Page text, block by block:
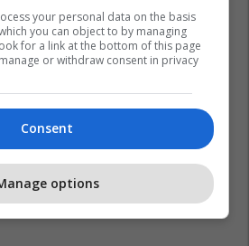
your personal data on the basis
you can object to by managing
for a link at the bottom of this page
or withdraw consent in privacy
Consent
options